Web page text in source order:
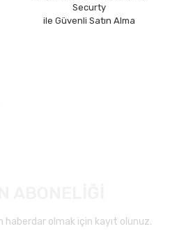
Securty
ile Güvenli Satın Alma
haberdar olmak için kayıt olunuz.